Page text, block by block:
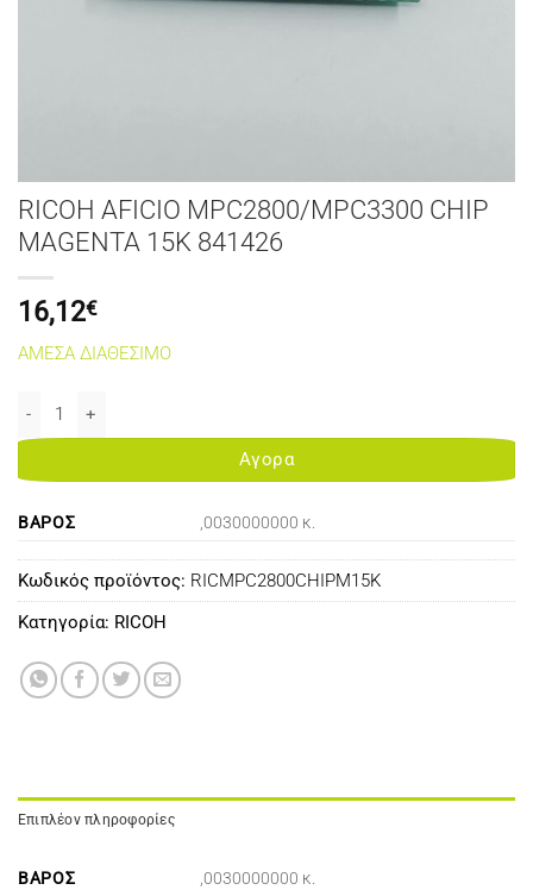
RICOH AFICIO MPC2800/MPC3300 CHIP
MAGENTA 15K 841426
16,12€
ΑΜΕΣΑ ΔΙΑΘΕΣΙΜΟ
RICOH AFICIO MPC2800/MPC3300 CHIP MAGENTA 15K 841426
Αγορα
ΒΆΡΟΣ ,0030000000 κ.
Κωδικός προϊόντος: RICMPC2800CHIPM15K
Κατηγορία: RICOH
Επιπλέον πληροφορίες
ΒΆΡΟΣ ,0030000000 κ.